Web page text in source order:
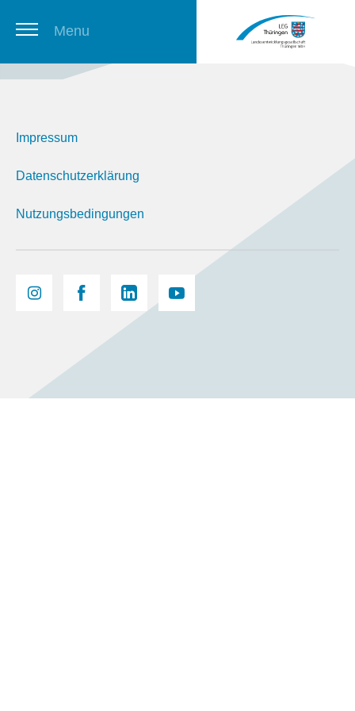
Menu
Newsletter
Impressum
Datenschutzerklärung
Nutzungsbedingungen